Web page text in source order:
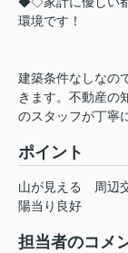
環境です！
建築条件なしなの
きます。不動産の
のスタッフが丁寧
ポイント
山が見える 周辺
陽当り良好
担当者のコメ